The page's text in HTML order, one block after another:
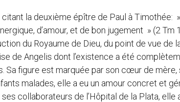
la deuxième épître de Paul à Timothée:
d’amour, et de bon jugement » (2 Tm
du Royaume de Dieu, du point de vue de
de Angelis dont l’existence a été
Sa figure est marquée par son cœur de
malades, elle a eu un amour concret et
collaborateurs de l’Hôpital de la Plata, elle